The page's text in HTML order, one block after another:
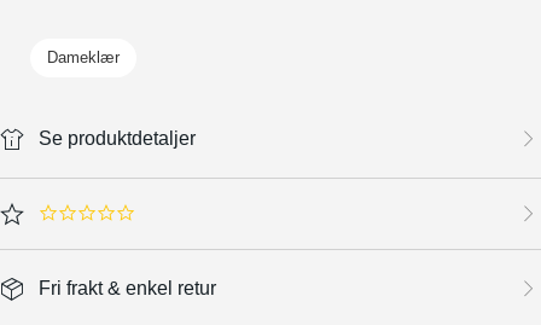
Dameklær
Se produktdetaljer
0.0 star rating
Fri frakt & enkel retur